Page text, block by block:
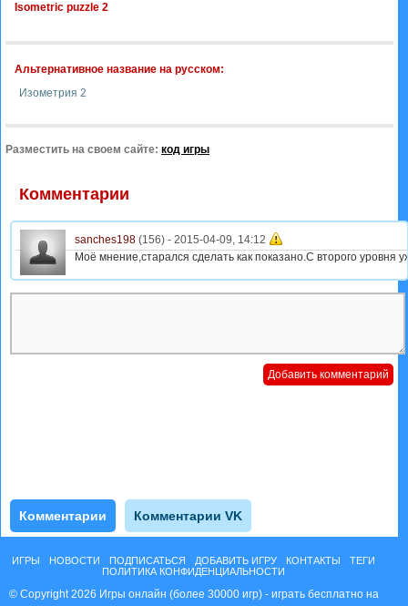
Isometric puzzle 2
Альтернативное название на русском:
Изометрия 2
Разместить на своем сайте: код игры
Комментарии
sanches198 (156) - 2015-04-09, 14:12
Моё мнение,старался сделать как показано.С второго уровня
Комментарии Комментарии VK
ИГРЫ НОВОСТИ ПОДПИСАТЬСЯ ДОБАВИТЬ ИГРУ КОНТАКТЫ
ТЕГИ
ПОЛИТИКА КОНФИДЕНЦИАЛЬНОСТИ
© Copyright 2026 Игры онлайн (более 30000 игр) - играть бесплатно на